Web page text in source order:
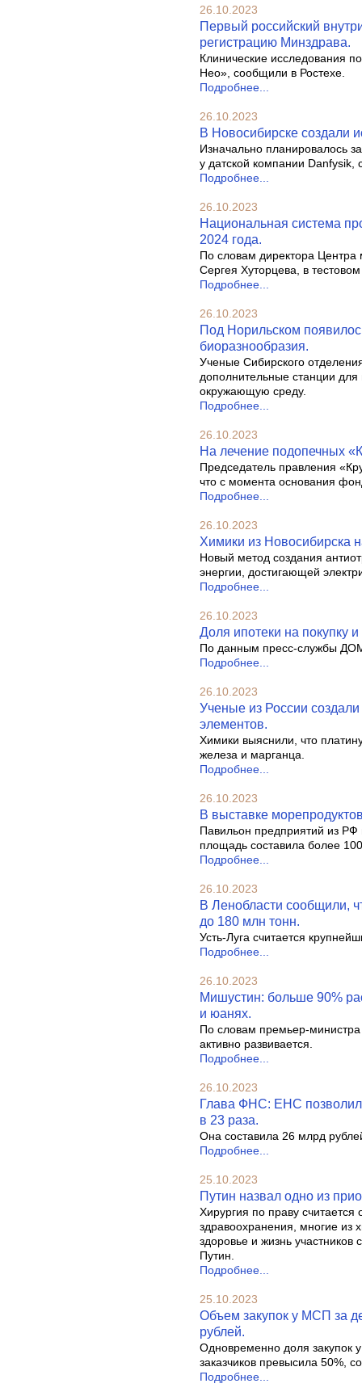
26.10.2023
Первый российский
регистрацию Минздрава.
Клинические исследования
Нео», сообщили в Ростехе.
Подробнее...
26.10.2023
В Новосибирске создали
Изначально планировалось
у датской компании
Подробнее...
26.10.2023
Национальная система
2024 года.
По словам директора Центра
Сергея Хуторцева, в
Подробнее...
26.10.2023
Под Норильском
биоразнообразия.
Ученые Сибирского
дополнительные станции для
окружающую среду.
Подробнее...
26.10.2023
На лечение подопечных
Председатель правления
что с момента основания
Подробнее...
26.10.2023
Химики из Новосибирска
Новый метод создания
энергии, достигающей
Подробнее...
26.10.2023
Доля ипотеки на покупку
По данным пресс-службы
Подробнее...
26.10.2023
Ученые из России
элементов.
Химики выяснили, что
железа и марганца.
Подробнее...
26.10.2023
В выставке
Павильон предприятий из РФ
площадь составила более
Подробнее...
26.10.2023
В Ленобласти сообщили,
до 180 млн тонн.
Усть-Луга считается
Подробнее...
26.10.2023
Мишустин: больше 90%
и юанях.
По словам премьер-
активно развивается.
Подробнее...
26.10.2023
Глава ФНС: ЕНС позволил
в 23 раза.
Она составила 26 млрд
Подробнее...
25.10.2023
Путин назвал одно из
Хирургия по праву
здравоохранения, многие из
здоровье и жизнь
Путин.
Подробнее...
25.10.2023
Объем закупок у МСП за
рублей.
Одновременно доля закупок
заказчиков превысила 50%,
Подробнее...